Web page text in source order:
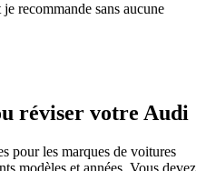
recommande sans aucune
réviser votre Audi
pour les marques de voitures